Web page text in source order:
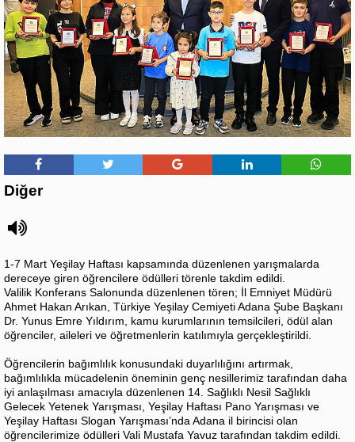
Diğer
1-7 Mart Yeşilay Haftası kapsamında düzenlenen yarışmalarda
dereceye giren öğrencilere ödülleri törenle takdim edildi.
Valilik Konferans Salonunda düzenlenen tören; İl Emniyet Müdürü
Ahmet Hakan Arıkan, Türkiye Yeşilay Cemiyeti Adana Şube Başkanı
Dr. Yunus Emre Yıldırım, kamu kurumlarının temsilcileri, ödül alan
öğrenciler, aileleri ve öğretmenlerin katılımıyla gerçekleştirildi.
Öğrencilerin bağımlılık konusundaki duyarlılığını artırmak,
bağımlılıkla mücadelenin öneminin genç nesillerimiz tarafından daha
iyi anlaşılması amacıyla düzenlenen 14. Sağlıklı Nesil Sağlıklı
Gelecek Yetenek Yarışması, Yeşilay Haftası Pano Yarışması ve
Yeşilay Haftası Slogan Yarışması’nda Adana il birincisi olan
öğrencilerimize ödülleri Vali Mustafa Yavuz tarafından takdim edildi.